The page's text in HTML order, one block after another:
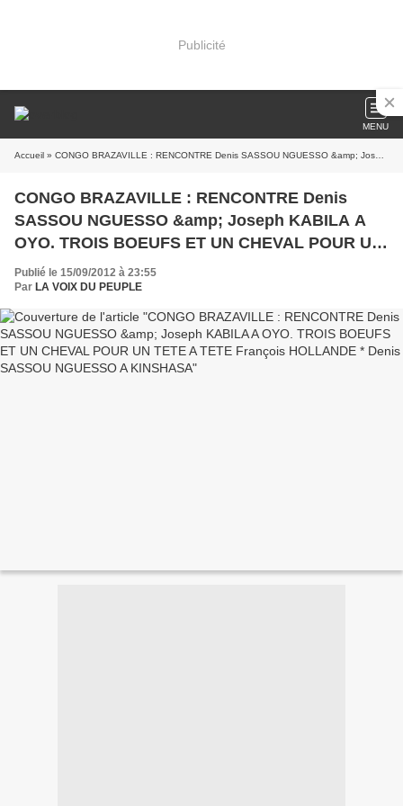
Publicité
MENU
Accueil » CONGO BRAZAVILLE : RENCONTRE Denis SASSOU NGUESSO &amp; Joseph KABILA A OYO. TROIS BOEUFS ET UN CHEVAL POUR UN TETE A TETE François HOLLANDE * Denis SASSOU NGUESSO A KINSHASA
CONGO BRAZAVILLE : RENCONTRE Denis
SASSOU NGUESSO &amp; Joseph KABILA A
OYO. TROIS BOEUFS ET UN CHEVAL POUR UN
TETE A TETE François HOLLANDE * Denis
SASSOU NGUESSO A KINSHASA
Publié le 15/09/2012 à 23:55
Par LA VOIX DU PEUPLE